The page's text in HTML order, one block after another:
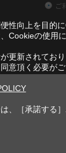
ご
性向上を目的
Cookieの使用
更新されており
意頂く必要がご
、［承諾する